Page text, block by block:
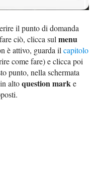
il punto di domanda
ciò, clicca sulmenu
è attivo, guarda ilcapitolo
come fare) e clicca poi
punto, nella schermata
in altoquestion marke